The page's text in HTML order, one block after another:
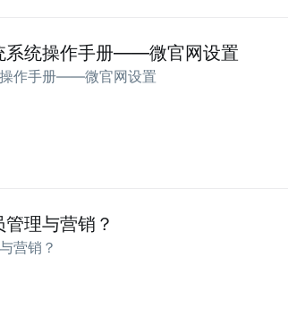
系统操作手册——微官网设置
作手册——微官网设置
理与营销？
营销？